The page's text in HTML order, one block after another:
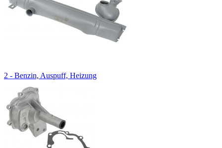
2 - Benzin, Auspuff, Heizung